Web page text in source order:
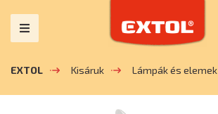
EXTOL Kisáruk Lámpák és elemek